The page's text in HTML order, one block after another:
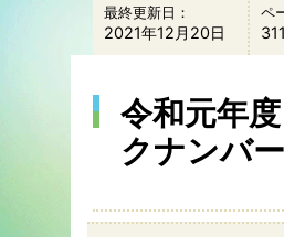
最終更新日：
2021年12月20日
ペ
令和元年
クナンバー